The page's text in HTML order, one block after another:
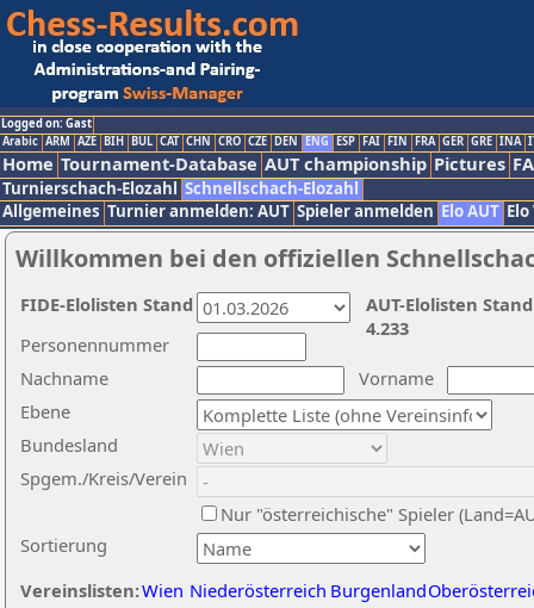
Logged on: Gast
Arabic ARM AZE BIH BUL CAT CHN CRO CZE DEN ENG ESP FAI FIN FRA GER GRE INA
Home Tournament-Database AUT championship Pictures
Turnierschach-Elozahl Schnellschach-Elozahl
Allgemeines Turnier anmelden: AUT Spieler anmelden Elo AUT
Willkommen bei den offiziellen
Nachname
Vorname
Ebene
Sortierung
Personennummer
Bundesland
Spgem./Kreis/Verein
Nur "österreichische" Spieler
Vereinslisten:Wien Niederösterreich Burgenland
AUT-Elolisten
4.233
FIDE-Elolisten Stand